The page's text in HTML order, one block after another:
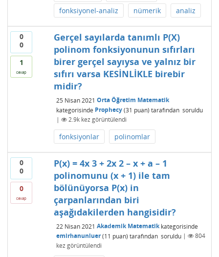
fonksiyonel-analiz
nümerik analiz
0
0
1
cevap
Gerçel sayılarda tanımlı P(X)
polinom fonksiyonunun sıfırları
birer gerçel sayıysa ve yalnız bir
sıfırı varsa KESİNLİKLE birebir
midir?
25 Nisan 2021 Orta Öğretim Matematik
kategorisinde Prophecy (31 puan) tarafından soruldu
|
2.9kkez görüntülendi
fonksiyonlar polinomlar
0
0
0
cevap
P(x) = 4x 3 + 2x 2 – x + a – 1
polinomunu (x + 1) ile tam
bölünüyorsa P(x) in
çarpanlarından biri
aşağıdakilerden hangisidir?
22 Nisan 2021 Akademik Matematikkategorisinde
emirhanunluer (11 puan) tarafından soruldu |
804
kez görüntülendi